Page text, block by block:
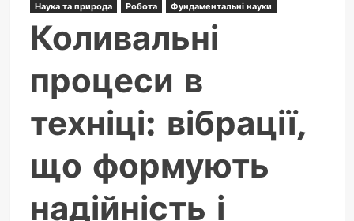
Наука та природа Робота Фундаментальні науки
Коливальні
процеси в
техніці: вібрації,
що формують
надійність і